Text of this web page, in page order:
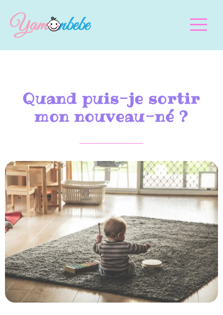
Quand puis-je sortir
mon nouveau-né ?